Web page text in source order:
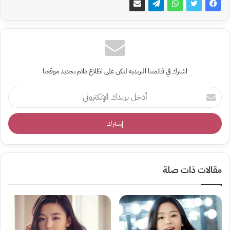
اشترك في قائمتنا البريدية لتكن على اطّلاع دائم بجديد موقعنا
أدخل
بريدك
الإلكتروني
مقالات ذات صلة